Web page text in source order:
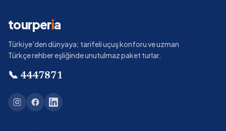
tourperia
Türkiye'den dünyaya; tarifeli uçuş konforu ve uzman
Türkçe rehber eşliğinde unutulmaz paket turlar.
📞 4447871